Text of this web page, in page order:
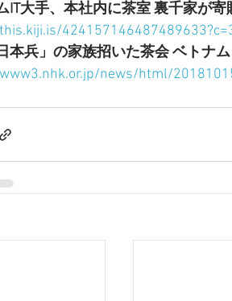
IT大手、本社内に茶室 裏千家が寄
本兵」の家族招いた茶会 ベトナ
news/html/